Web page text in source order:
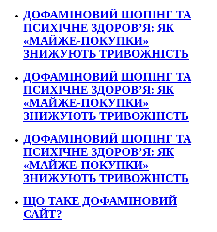
ДОФАМІНОВИЙ ШОПІНГ ТА
ПСИХІЧНЕ ЗДОРОВ’Я: ЯК
«МАЙЖЕ-ПОКУПКИ»
ЗНИЖУЮТЬ ТРИВОЖНІСТЬ
ДОФАМІНОВИЙ ШОПІНГ ТА
ПСИХІЧНЕ ЗДОРОВ’Я: ЯК
«МАЙЖЕ-ПОКУПКИ»
ЗНИЖУЮТЬ ТРИВОЖНІСТЬ
ДОФАМІНОВИЙ ШОПІНГ ТА
ПСИХІЧНЕ ЗДОРОВ’Я: ЯК
«МАЙЖЕ-ПОКУПКИ»
ЗНИЖУЮТЬ ТРИВОЖНІСТЬ
ЩО ТАКЕ ДОФАМІНОВИЙ
САЙТ?